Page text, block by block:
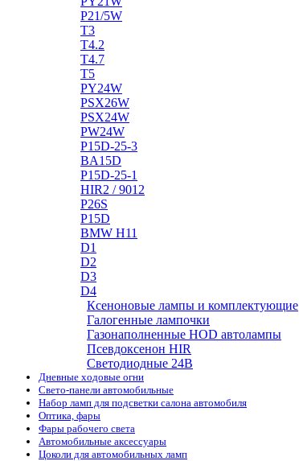
P21/5W
T3
T4.2
T4.7
T5
PY24W
PSX26W
PSX24W
PW24W
P15D-25-3
BA15D
P15D-25-1
HIR2 / 9012
P26S
P15D
BMW H11
D1
D2
D3
D4
Ксеноновые лампы и комплектующие
Галогенные лампочки
Газонаполненные HOD автолампы
Псевдоксенон HIR
Cветодиодные 24B
Дневные ходовые огни
Свето-панели автомобильные
Набор ламп для подсветки салона автомобиля
Оптика, фары
Фары рабочего света
Автомобильные аксессуары
Цоколи для автомобильных ламп